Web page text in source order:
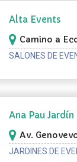
Alta Events
Camino a
SALONES DE
Ana Pau
Av.
Soledad de
JARDINES DE